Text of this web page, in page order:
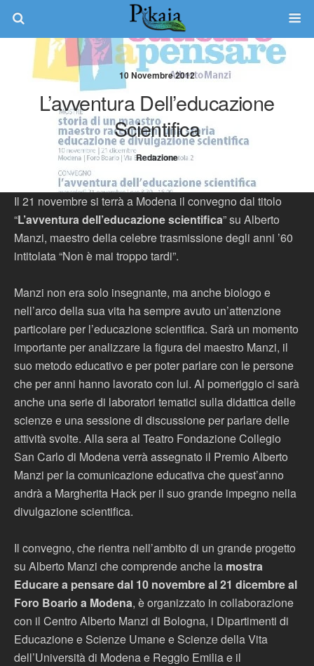
10 Novembre 2012
L’avventura Dell’educazione
Scientifica
Redazione
Il 21 novembre si terrà a Modena il convegno dal titolo
“L’avventura dell’educazione scientifica” su Alberto
Manzi, maestro della celebre trasmissione degli anni ’60
intitolata “Non è mai troppo tardi”.
Manzi non era solo insegnante, ma anche biologo e
nell’arco della sua vita ha sempre avuto un’attenzione
particolare per l’educazione scientifica. Sarà un momento
importante per analizzare la figura del maestro Manzi, il
suo metodo educativo e per poter parlare con le persone
che per anni hanno lavorato con lui. Al pomeriggio ci sarà
anche una serie di laboratori tematici sulla didattica delle
scienze e una sessione di discussione per parlare delle
attività svolte. Alla sera al Teatro Fondazione Collegio
San Carlo di Modena verrà assegnato il Premio Alberto
Manzi per la comunicazione educativa che quest’anno
andrà a Margherita Hack per il suo grande impegno nella
divulgazione scientifica.
Il convegno, che rientra nell’ambito di un grande progetto
su Alberto Manzi che comprende anche la mostra
Educare a pensare dal 10 novembre al 21 dicembre al
Foro Boario a Modena, è organizzato in collaborazione
con il Centro Alberto Manzi di Bologna, i Dipartimenti di
Educazione e Scienze Umane e Scienze della Vita
dell’Università di Modena e Reggio Emilia e il